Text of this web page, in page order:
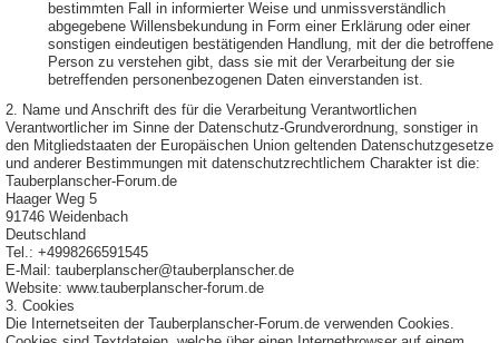
bestimmten Fall in informierter Weise und unmissverständlich
abgegebene Willensbekundung in Form einer Erklärung oder einer
sonstigen eindeutigen bestätigenden Handlung, mit der die betroffene
Person zu verstehen gibt, dass sie mit der Verarbeitung der sie
betreffenden personenbezogenen Daten einverstanden ist.
2. Name und Anschrift des für die Verarbeitung Verantwortlichen
Verantwortlicher im Sinne der Datenschutz-Grundverordnung, sonstiger in
den Mitgliedstaaten der Europäischen Union geltenden Datenschutzgesetze
und anderer Bestimmungen mit datenschutzrechtlichem Charakter ist die:
Tauberplanscher-Forum.de
Haager Weg 5
91746 Weidenbach
Deutschland
Tel.: +4998266591545
E-Mail: tauberplanscher@tauberplanscher.de
Website: www.tauberplanscher-forum.de
3. Cookies
Die Internetseiten der Tauberplanscher-Forum.de verwenden Cookies.